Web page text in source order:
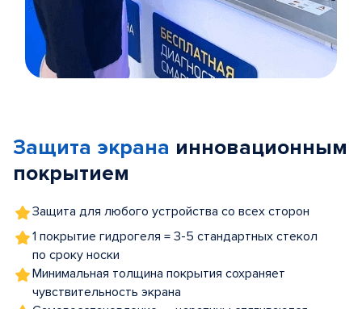
5
Защита экрана инновационным
покрытием
Защита для любого устройства со всех сторон
1 покрытие гидрогеля = 3-5 стандартных стекол
по сроку носки
Минимальная толщина покрытия сохраняет
чувствительность экрана